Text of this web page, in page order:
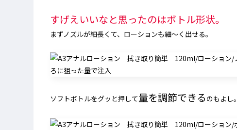
すげえいいなと思ったのはボトル形状。
まずノズルが細長くて、ローションも細〜く出せる。
ソフトボトルをグッと押して量を調節できる のもよし。